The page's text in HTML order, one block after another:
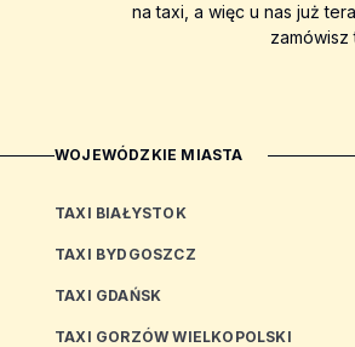
na taxi, a więc u nas już
WOJEWÓDZKIE MIASTA
TAXI BIAŁYSTOK
TAXI BYDGOSZCZ
TAXI GDAŃSK
TAXI GORZÓW WIELKOPOLSKI